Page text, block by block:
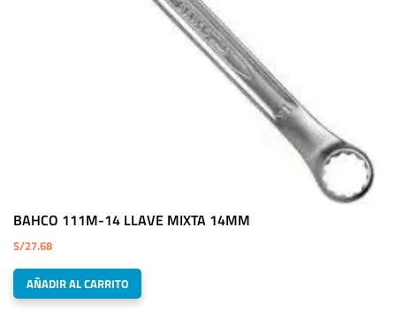
BAHCO 111M-14 LLAVE MIXTA 14MM
S/27.68
AÑADIR AL CARRITO